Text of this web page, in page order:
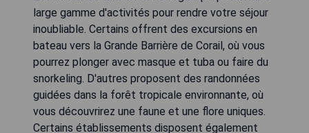
large gamme d'activités pour rendre votre séjour
inoubliable. Certains offrent des excursions en
bateau vers la Grande Barrière de Corail, où vous
pourrez plonger avec masque et tuba ou faire du
snorkeling. D'autres proposent des randonnées
guidées dans la forêt tropicale environnante, où
vous découvrirez une faune et une flore uniques.
Certains établissements disposent également